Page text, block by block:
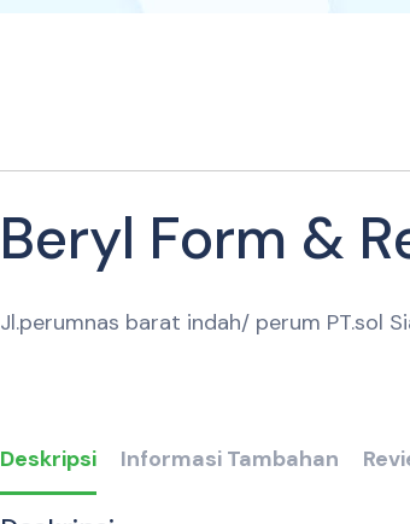
Beryl Form &
Jl.perumnas barat indah/ perum PT.sol
Deskripsi Informasi Tambahan